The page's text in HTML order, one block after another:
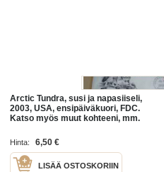
Arctic Tundra, susi ja napasiiseli,
2003, USA, ensipäiväkuori, FDC.
Katso myös muut kohteeni, mm.
ensipäiväkuorta
Hinta: 6,50 €
LISÄÄ OSTOSKORIIN